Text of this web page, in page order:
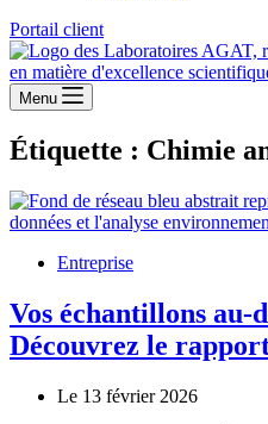
Portail client
Menu
Étiquette : Chimie
Entreprise
Vos échantillons au-
Découvrez le
Le 13 février 2026